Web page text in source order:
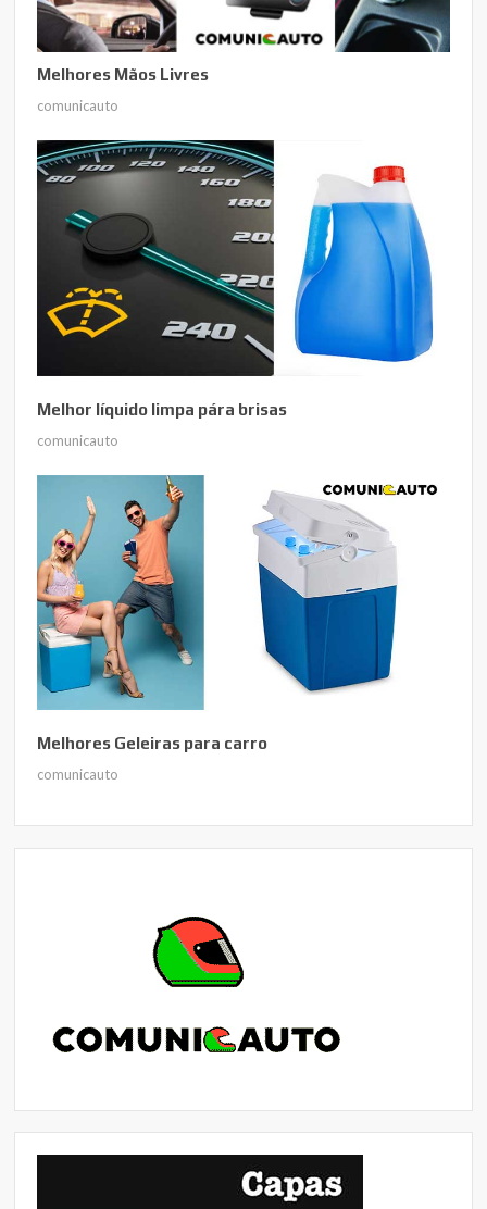
Melhores Mãos Livres
comunicauto
Melhor líquido limpa pára brisas
comunicauto
Melhores Geleiras para carro
comunicauto